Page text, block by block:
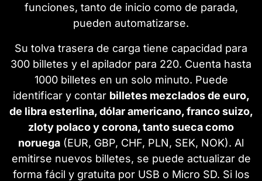
funciones, tanto de inicio como de parada,
pueden automatizarse.
Su tolva trasera de carga tiene capacidad para
300 billetes y el apilador para 220. Cuenta hasta
1000 billetes en un solo minuto. Puede
identificar y contar billetes mezclados de euro,
de libra esterlina, dólar americano, franco suizo,
zloty polaco y corona, tanto sueca como
noruega (EUR, GBP, CHF, PLN, SEK, NOK). Al
emitirse nuevos billetes, se puede actualizar de
forma fácil y gratuita por USB o Micro SD. Si los